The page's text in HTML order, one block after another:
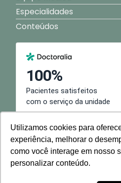
Utilizamos cookies para
experiência, melhorar o
como você interage em nosso
personalizar conteúdo.
Especialidades
Conteúdos